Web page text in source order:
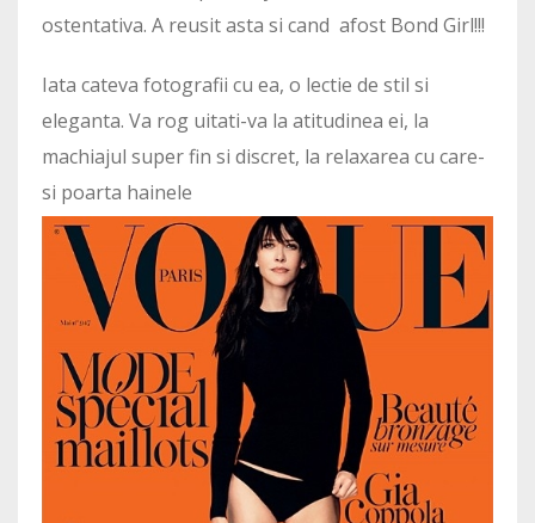
ostentativa. A reusit asta si cand afost Bond Girl!!!
Iata cateva fotografii cu ea, o lectie de stil si
eleganta. Va rog uitati-va la atitudinea ei, la
machiajul super fin si discret, la relaxarea cu care-
si poarta hainele